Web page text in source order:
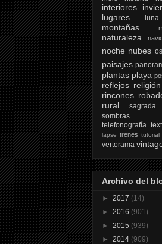
interiores
lugares
luna
montañas
naturaleza
noche nubes
paisajes
plantas playa
reflejos religión
rincones
rural sagrada
sombras
telefonografía
lapse trenes tutorial
vertorama
Archivo del
► 2017 (14)
► 2016 (901)
► 2015 (939)
► 2014 (909)